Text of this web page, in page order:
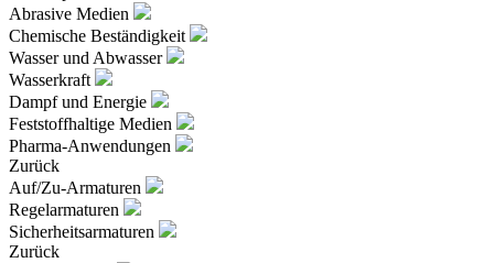
Abrasive Medien
Chemische Beständigkeit
Wasser und Abwasser
Wasserkraft
Dampf und Energie
Feststoffhaltige Medien
Pharma-Anwendungen
Zurück
Auf/Zu-Armaturen
Regelarmaturen
Sicherheitsarmaturen
Zurück